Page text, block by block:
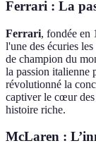
Ferrari : La
Ferrari, fondée en
l'une des écuries
de champion du
la passion italienne
révolutionné la
captiver le cœur des
histoire riche.
McLaren :